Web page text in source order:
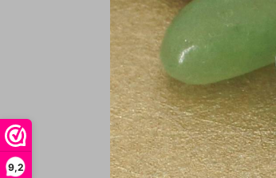
9,2